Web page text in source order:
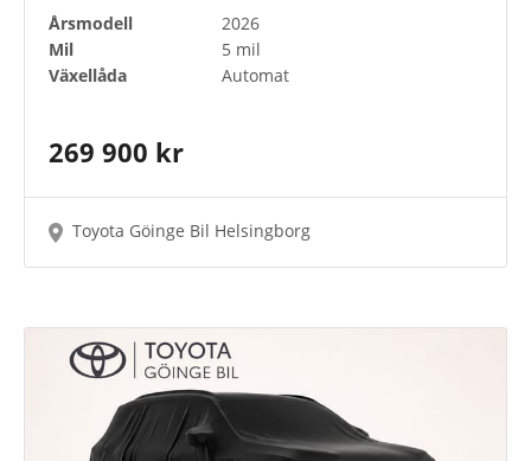
Färger
Toyota Approved Used
Årsmodell
2026
Mil
5 mil
Växellåda
Automat
269 900 kr
Toyota Göinge Bil Helsingborg